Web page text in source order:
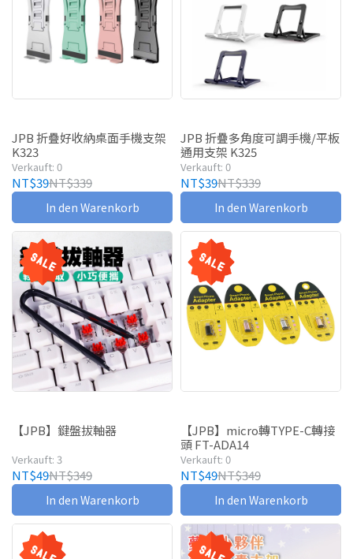
JPB 折疊好收納桌面手機支架
K323
Verkauft: 0
NT$39NT$339
In den Warenkorb
JPB 折疊多角度可調手機/平板
通用支架 K325
Verkauft: 0
NT$39NT$339
In den Warenkorb
【JPB】鍵盤拔軸器
Verkauft: 3
NT$49NT$349
In den Warenkorb
【JPB】micro轉TYPE-C轉接
頭 FT-ADA14
Verkauft: 0
NT$49NT$349
In den Warenkorb